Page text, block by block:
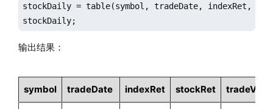
stockDaily = table(symbol, tradeDate, indexRet,
stockDaily;
输出结果：
symbol tradeDate indexRet stockRet